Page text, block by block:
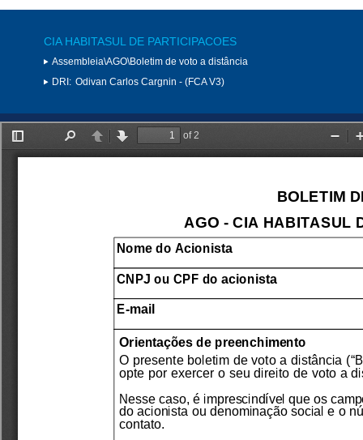
CIA HABITASUL DE PARTICIPACOES
Assembleia\AGO\Boletim de voto a distância
DRI: Odivan Carlos Cargnin - (FCA V3)